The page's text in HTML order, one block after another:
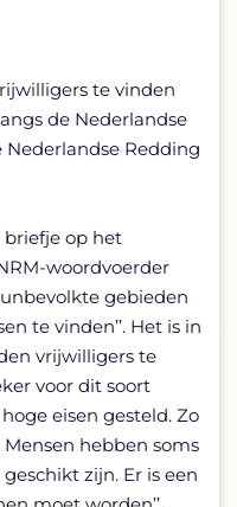
te vinden
de Nederlandse
Redding
briefje op het
woordvoerder
gebieden
te vinden’’. Het is in
vrijwilligers te
voor dit soort
eisen gesteld. Zo
hebben soms
zijn. Er is een